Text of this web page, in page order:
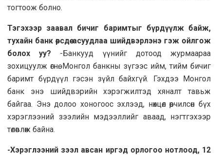
тогтоож болно.
Тэгэхээр заавал бичиг баримтыг бүрдүүлж байж,
тухайн банк өөрсдөө асуудлаа шийдвэрлэнэ гэж ойлгож
болох уу? -Банкууд үүнийг дотоод журмаараа
зохицуулж өгнө. Монгол банкны зүгээс ийм, тийм бичиг
баримт бүрдүүл гэсэн зүйл байхгүй. Гэхдээ Монгол
банк энэ шийдвэрийн хэрэгжилтэд хяналт тавьж
байгаа. Энэ долоо хоногоос эхлээд, нөхцөл өөрчилсөн бүх
хэрэглээний зээлийн мэдээллийг аваад, нэгтгэхээр
төлөвлөж байна.
-Хэрэглээний зээл авсан иргэд орлогоо нотлоод, 12